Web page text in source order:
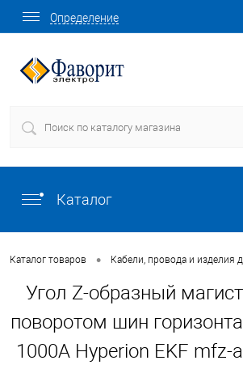
Определение
Каталог
Каталог товаров • Кабели, провода и изделия
Угол Z-образный
поворотом шин
1000A Hyperion EKF mfz-